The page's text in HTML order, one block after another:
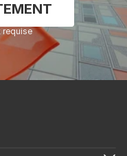
requise